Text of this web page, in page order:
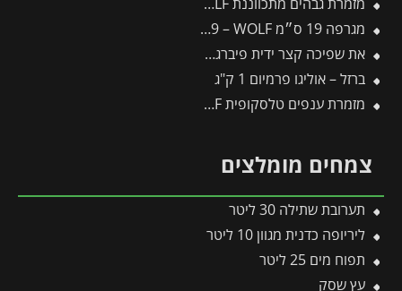
מגרפה 19 ס״מ DS-M19 – WOLF
את שפיכה קצר ידית פיברגלס J-201 -תבור
ברזל – אוליגו פרמיום 1 ק"ג
מזמרת ענפים טלסקופית RS900T – WOLF
צמחים מומלצים
תערובת שתילה 30 ליטר
ליריופה כדנית מגוון 10 ליטר
תפוח מים 25 ליטר
עץ שסק